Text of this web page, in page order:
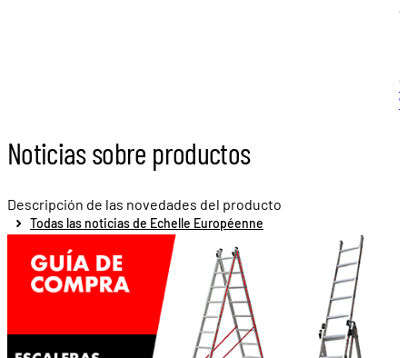
Noticias sobre productos
Descripción de las novedades del producto
Todas las noticias de Echelle Européenne